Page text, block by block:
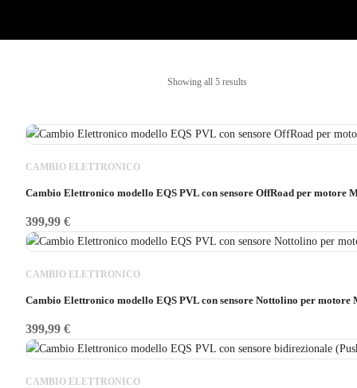
Showing all 5 results
CAMBIO ELETTRONICO
Cambio Elettronico modello EQS PVL con sensore OffRoad per
399,99 €
CAMBIO ELETTRONICO
Cambio Elettronico modello EQS PVL con sensore Nottolino per
399,99 €
CAMBIO ELETTRONICO